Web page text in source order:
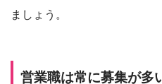
ましょう。
営業職は常に募集が多